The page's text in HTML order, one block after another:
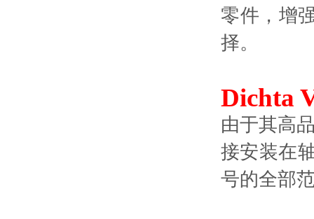
零件，增
择。
Dichta
由于其高
接安装在
号的全部